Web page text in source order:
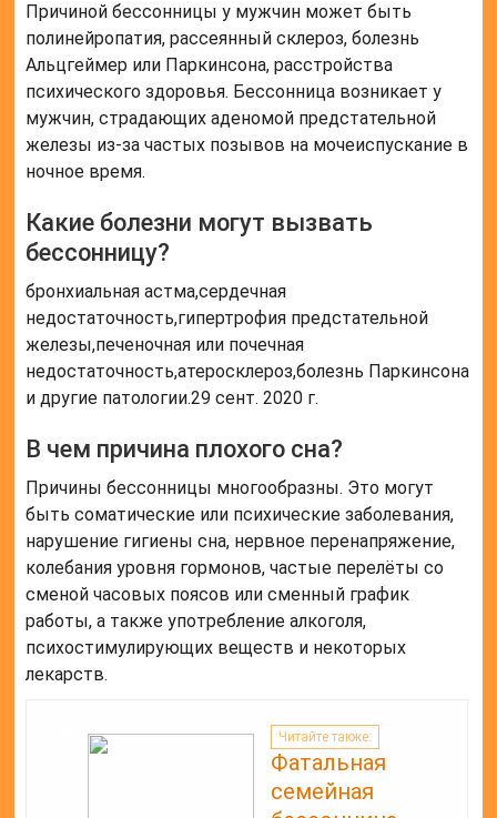
Причиной бессонницы у мужчин может быть
полинейропатия, рассеянный склероз, болезнь
Альцгеймер или Паркинсона, расстройства
психического здоровья. Бессонница возникает у
мужчин, страдающих аденомой предстательной
железы из-за частых позывов на мочеиспускание в
ночное время.
Какие болезни могут вызвать
бессонницу?
бронхиальная астма,сердечная
недостаточность,гипертрофия предстательной
железы,печеночная или почечная
недостаточность,атеросклероз,болезнь Паркинсона
и другие патологии.29 сент. 2020 г.
В чем причина плохого сна?
Причины бессонницы многообразны. Это могут
быть соматические или психические заболевания,
нарушение гигиены сна, нервное перенапряжение,
колебания уровня гормонов, частые перелёты со
сменой часовых поясов или сменный график
работы, а также употребление алкоголя,
психостимулирующих веществ и некоторых
лекарств.
Читайте также:
Фатальная
семейная